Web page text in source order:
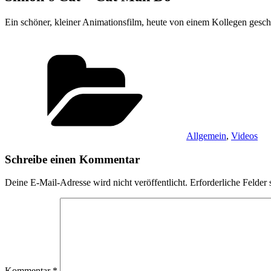
Ein schöner, kleiner Animationsfilm, heute von einem Kollegen
Allgemein, Videos
Schreibe einen Kommentar
Deine E-Mail-Adresse wird nicht veröffentlicht. Erforderliche Felder